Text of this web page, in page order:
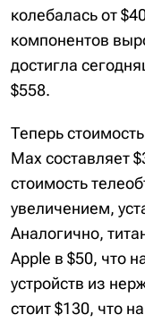
колебалась от
компонентов
достигла
$558.
Теперь
Max составляет
стоимость
увеличением,
Аналогично,
Apple в $50, что
устройств из
стоит $130, что